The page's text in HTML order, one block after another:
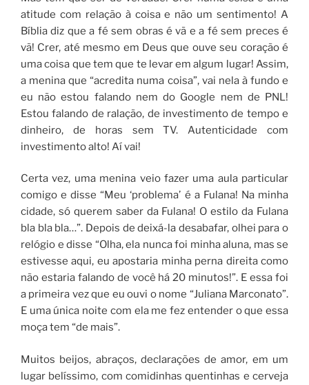
atitude com relação à coisa e não um sentimento! A
Bíblia diz que a fé sem obras é vã e a fé sem preces é
vã! Crer, até mesmo em Deus que ouve seu coração é
uma coisa que tem que te levar em algum lugar! Assim,
a menina que “acredita numa coisa”, vai nela à fundo e
eu não estou falando nem do Google nem de PNL!
Estou falando de ralação, de investimento de tempo e
dinheiro, de horas sem TV. Autenticidade com
investimento alto! Aí vai!
Certa vez, uma menina veio fazer uma aula particular
comigo e disse “Meu ‘problema’ é a Fulana! Na minha
cidade, só querem saber da Fulana! O estilo da Fulana
bla bla bla…”. Depois de deixá-la desabafar, olhei para o
relógio e disse “Olha, ela nunca foi minha aluna, mas se
estivesse aqui, eu apostaria minha perna direita como
não estaria falando de você há 20 minutos!”. E essa foi
a primeira vez que eu ouvi o nome “Juliana Marconato”.
E uma única noite com ela me fez entender o que essa
moça tem “de mais”.
Muitos beijos, abraços, declarações de amor, em um
lugar belíssimo, com comidinhas quentinhas e cerveja